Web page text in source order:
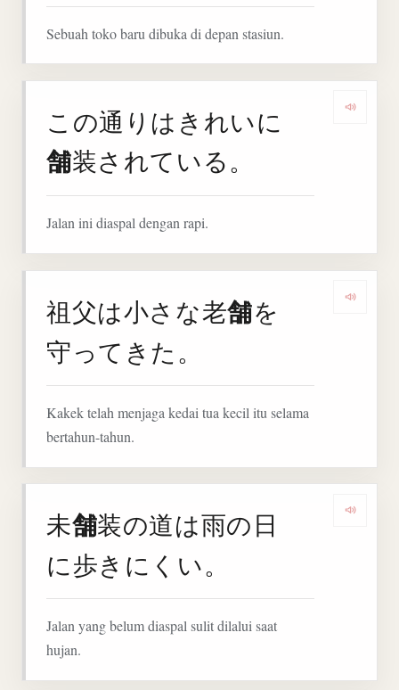
Sebuah toko baru dibuka di depan stasiun.
この通りはきれいに
舗装されている。
Jalan ini diaspal dengan rapi.
祖父は小さな老舗を
守ってきた。
Kakek telah menjaga kedai tua kecil itu selama
bertahun-tahun.
未舗装の道は雨の日
に歩きにくい。
Jalan yang belum diaspal sulit dilalui saat
hujan.